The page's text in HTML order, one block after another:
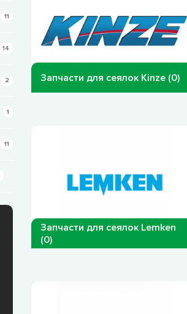
11
14
2
1
11
Запчасти для сеялок Kinze (0)
Запчасти для сеялок Lemken
(0)